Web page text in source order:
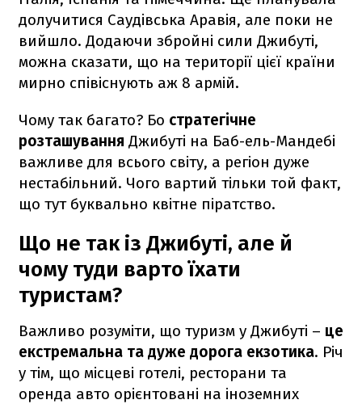
долучитися Саудівська Аравія, але поки не
вийшло. Додаючи збройні сили Джибуті,
можна сказати, що на території цієї країни
мирно співіснують аж 8 армій.
Чому так багато? Бо стратегічне
розташування Джибуті на Баб-ель-Мандебі
важливе для всього світу, а регіон дуже
нестабільний. Чого вартий тільки той факт,
що тут буквально квітне піратство.
Що не так із Джибуті, але й
чому туди варто їхати
туристам?
Важливо розуміти, що туризм у Джибуті – це
екстремальна та дуже дорога екзотика. Річ
у тім, що місцеві готелі, ресторани та
оренда авто орієнтовані на іноземних